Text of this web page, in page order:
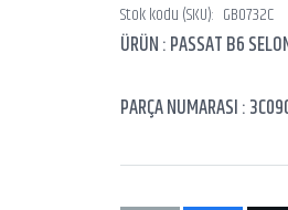
Stok kodu (SKU): GB0732C
ÜRÜN : PASSAT B6
PARÇA NUMARASI :